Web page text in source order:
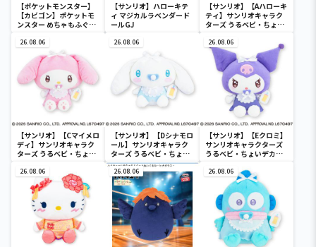
【ポケットモンスター】
【カビゴン】ポケットモ
ンスター めちゃもふぐっ
ぐるみ～カビゴン～
【サンリオ】ハローキテ
ィ マジカルラベンダード
ールGJ
【サンリオ】【Aハローキ
ティ】サンリオキャラク
ターズ うるベビ・ちょい
26.08.06
【サンリオ】【Cマイメロ
ディ】サンリオキャラク
ターズ うるベビ・ちょい
26.08.06
【サンリオ】【Dシナモロ
ール】サンリオキャラク
ターズ うるベビ・ちょい
デカドール
26.08.06
【サンリオ】【Eクロミ】
サンリオキャラクターズ
うるベビ・ちょいデカド
26.08.06 26.08.06 26.08.06